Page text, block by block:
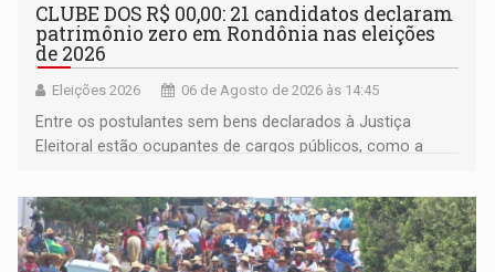
CLUBE DOS R$ 00,00: 21 candidatos declaram
patrimônio zero em Rondônia nas eleições
de 2026
Eleições 2026 06 de Agosto de 2026 às 14:45
Entre os postulantes sem bens declarados à Justiça
Eleitoral estão ocupantes de cargos públicos, como a
Pedro Geovar (PP) e a vice-prefeita Magna dos Anjos
(NOVO)